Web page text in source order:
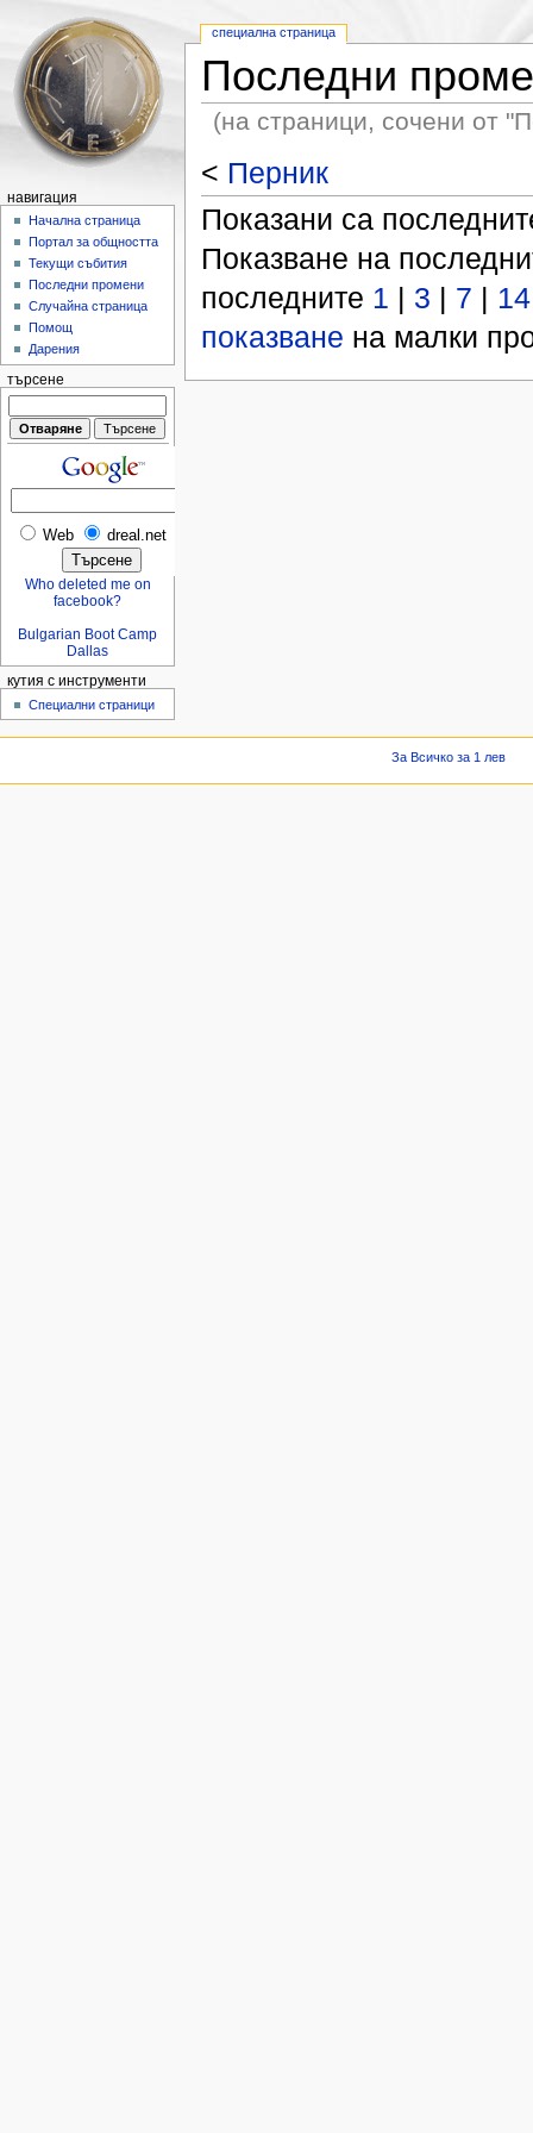
Последни
(на страници, сочени от
< Перник
Показани са
Показване на
последните 1 | 3 | 7 | 14
показване на малки
специална страница
навигация
Начална страница
Портал за общността
Текущи събития
Последни промени
Случайна страница
Помощ
Дарения
търсене
Web dreal.net
Who deleted me on
facebook?
Bulgarian Boot Camp
Dallas
кутия с инструменти
Специални страници
За Всичко за 1 лев